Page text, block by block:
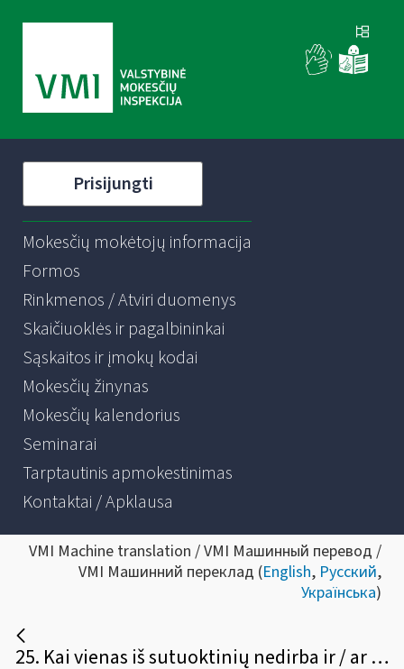
Prisijungti
Mokesčių mokėtojų informacija
Formos
Rinkmenos / Atviri duomenys
Skaičiuoklės ir pagalbininkai
Sąskaitos ir įmokų kodai
Mokesčių žinynas
Mokesčių kalendorius
Seminarai
Tarptautinis apmokestinimas
Kontaktai / Apklausa
VMI Machine translation / VMI Машинный перевод /
VMI Машинний переклад (English, Русский,
Українська)
25. Kai vienas iš sutuoktinių nedirba ir / ar neturi pajamų, ar tas sutuoktinis, kurio gaunamos pajamos leidžia pasinaudoti pajamų mokesčio lengvata, galės sumažinti savo apmokestinamąsias pajamas 2000 eurų išlaidomis už automobilio ir buto remontą, nors jis pats bus sumokėjęs 1000 eurų už automobilio remontą, o 1000 eurų už buto remontą - jo žmona?